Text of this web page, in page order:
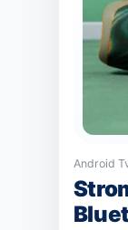
Android